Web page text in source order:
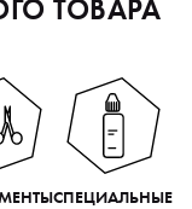
ТОВАРА
СПЕЦИАЛЬНЫЕ